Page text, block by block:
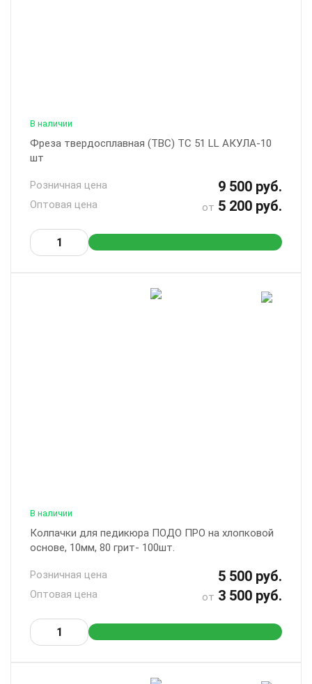
В наличии
Фреза твердосплавная (ТВС) ТС 51 LL АКУЛА-10
шт
Розничная цена 9 500 руб.
Оптовая цена от 5 200 руб.
В наличии
Колпачки для педикюра ПОДО ПРО на хлопковой
основе, 10мм, 80 грит- 100шт.
Розничная цена 5 500 руб.
Оптовая цена от 3 500 руб.